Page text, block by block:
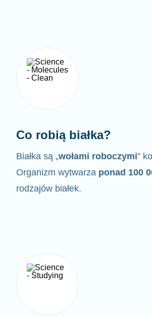
Co robią białka?
Białka są „wołami roboczymi”
Organizm wytwarza ponad 100
rodzajów białek.